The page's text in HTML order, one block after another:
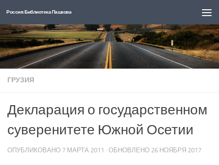
Перейти к содержимому
Россия: Библиотека Пашкова
ГРУЗИЯ
Декларация о государственном
суверенитете Южной Осетии
ОПУБЛИКОВАНО 7 МАРТА 2011 · ОБНОВЛЕНО 26 НОЯБРЯ 2017